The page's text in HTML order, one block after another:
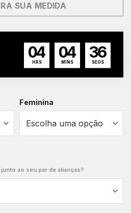
SUA MEDIDA
04
HRS
04
MINS
35
SEGS
Feminina
ao seu par de alianças?